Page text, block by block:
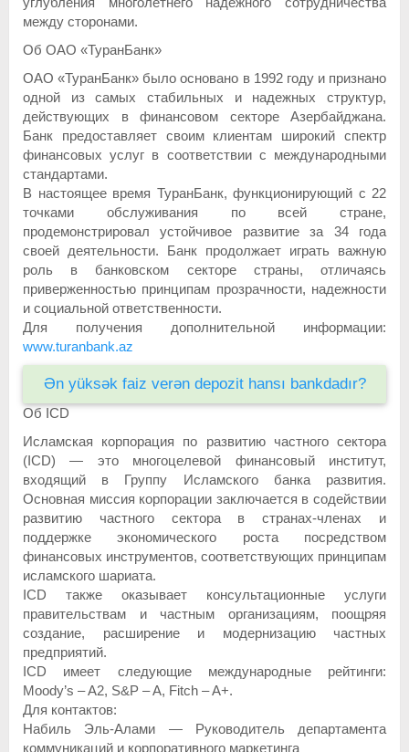
между сторонами.
Об ОАО «ТуранБанк»
ОАО «ТуранБанк» было основано в 1992 году и признано
одной из самых стабильных и надежных структур,
действующих в финансовом секторе Азербайджана.
Банк предоставляет своим клиентам широкий спектр
финансовых услуг в соответствии с международными
стандартами.
В настоящее время ТуранБанк, функционирующий с 22
точками обслуживания по всей стране,
продемонстрировал устойчивое развитие за 34 года
своей деятельности. Банк продолжает играть важную
роль в банковском секторе страны, отличаясь
приверженностью принципам прозрачности, надежности
и социальной ответственности.
Для получения дополнительной информации:
www.turanbank.az
Ən yüksək faiz verən depozit hansı bankdadır?
Об ICD
Исламская корпорация по развитию частного сектора
(ICD) — это многоцелевой финансовый институт,
входящий в Группу Исламского банка развития.
Основная миссия корпорации заключается в содействии
развитию частного сектора в странах-членах и
поддержке экономического роста посредством
финансовых инструментов, соответствующих принципам
исламского шариата.
ICD также оказывает консультационные услуги
правительствам и частным организациям, поощряя
создание, расширение и модернизацию частных
предприятий.
ICD имеет следующие международные рейтинги:
Moody’s – A2, S&P – A, Fitch – A+.
Для контактов:
Набиль Эль-Алами — Руководитель департамента
коммуникаций и корпоративного маркетинга